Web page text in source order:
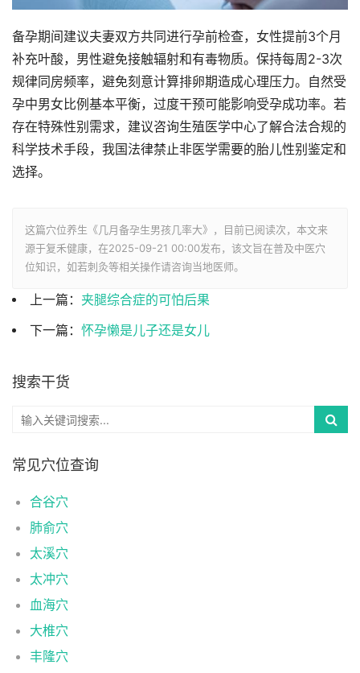
备孕期间建议夫妻双方共同进行孕前检查，女性提前3个月
补充叶酸，男性避免接触辐射和有毒物质。保持每周2-3次
规律同房频率，避免刻意计算排卵期造成心理压力。自然受
孕中男女比例基本平衡，过度干预可能影响受孕成功率。若
存在特殊性别需求，建议咨询生殖医学中心了解合法合规的
科学技术手段，我国法律禁止非医学需要的胎儿性别鉴定和
选择。
这篇穴位养生《几月备孕生男孩几率大》，目前已阅读次，本文来
源于复禾健康，在2025-09-21 00:00发布，该文旨在普及中医穴
位知识，如若刺灸等相关操作请咨询当地医师。
上一篇： 夹腿综合症的可怕后果
下一篇： 怀孕懒是儿子还是女儿
搜索干货
常见穴位查询
合谷穴
肺俞穴
太溪穴
太冲穴
血海穴
大椎穴
丰隆穴